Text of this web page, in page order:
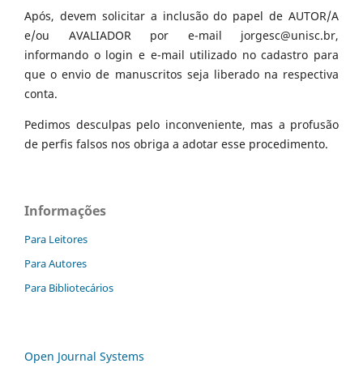
Após, devem solicitar a inclusão do papel de AUTOR/A
e/ou AVALIADOR por e-mail jorgesc@unisc.br,
informando o login e e-mail utilizado no cadastro para
que o envio de manuscritos seja liberado na respectiva
conta.
Pedimos desculpas pelo inconveniente, mas a profusão
de perfis falsos nos obriga a adotar esse procedimento.
Informações
Para Leitores
Para Autores
Para Bibliotecários
Open Journal Systems